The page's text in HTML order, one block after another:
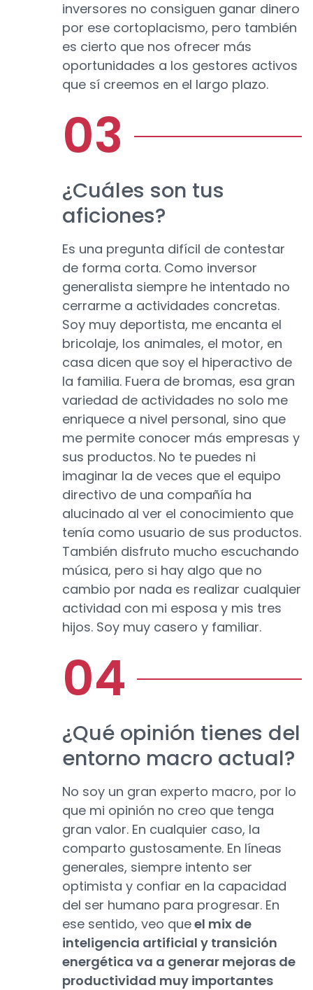
inversores no consiguen ganar dinero
por ese cortoplacismo, pero también
es cierto que nos ofrecer más
oportunidades a los gestores activos
que sí creemos en el largo plazo.
¿Cuáles son tus
aficiones?
Es una pregunta difícil de contestar
de forma corta. Como inversor
generalista siempre he intentado no
cerrarme a actividades concretas.
Soy muy deportista, me encanta el
bricolaje, los animales, el motor, en
casa dicen que soy el hiperactivo de
la familia. Fuera de bromas, esa gran
variedad de actividades no solo me
enriquece a nivel personal, sino que
me permite conocer más empresas y
sus productos. No te puedes ni
imaginar la de veces que el equipo
directivo de una compañía ha
alucinado al ver el conocimiento que
tenía como usuario de sus productos.
También disfruto mucho escuchando
música, pero si hay algo que no
cambio por nada es realizar cualquier
actividad con mi esposa y mis tres
hijos. Soy muy casero y familiar.
¿Qué opinión tienes del
entorno macro actual?
No soy un gran experto macro, por lo
que mi opinión no creo que tenga
gran valor. En cualquier caso, la
comparto gustosamente. En líneas
generales, siempre intento ser
optimista y confiar en la capacidad
del ser humano para progresar. En
ese sentido, veo queel mix de
inteligencia artificial y transición
energética va a generar mejoras de
productividad muy importantes